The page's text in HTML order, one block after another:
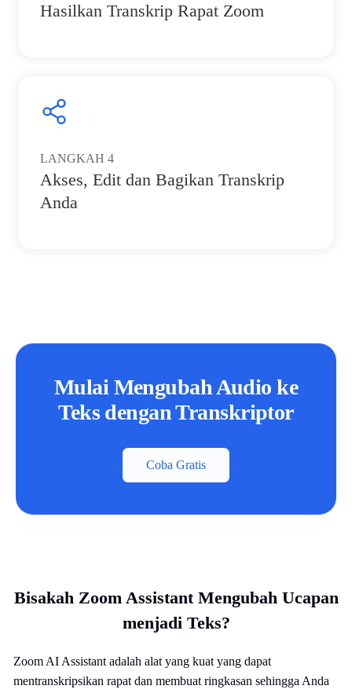
Hasilkan Transkrip Rapat Zoom
LANGKAH 4
Akses, Edit dan Bagikan Transkrip
Anda
Mulai Mengubah Audio ke
Teks dengan Transkriptor
Coba Gratis
Bisakah Zoom Assistant Mengubah Ucapan
menjadi Teks?
Zoom AI Assistant adalah alat yang kuat yang dapat
mentranskripsikan rapat dan membuat ringkasan sehingga Anda